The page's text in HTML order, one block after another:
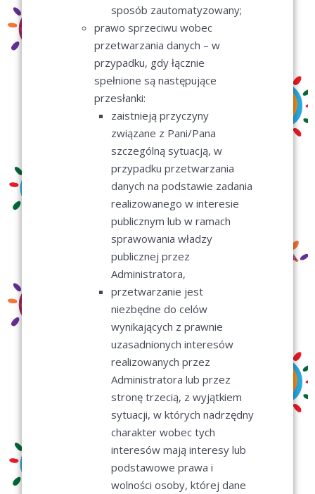
sposób zautomatyzowany;
prawo sprzeciwu wobec
przetwarzania danych – w
przypadku, gdy łącznie
spełnione są następujące
przesłanki:
zaistnieją przyczyny
związane z Pani/Pana
szczególną sytuacją, w
przypadku przetwarzania
danych na podstawie zadania
realizowanego w interesie
publicznym lub w ramach
sprawowania władzy
publicznej przez
Administratora,
przetwarzanie jest
niezbędne do celów
wynikających z prawnie
uzasadnionych interesów
realizowanych przez
Administratora lub przez
stronę trzecią, z wyjątkiem
sytuacji, w których nadrzędny
charakter wobec tych
interesów mają interesy lub
podstawowe prawa i
wolności osoby, której dane